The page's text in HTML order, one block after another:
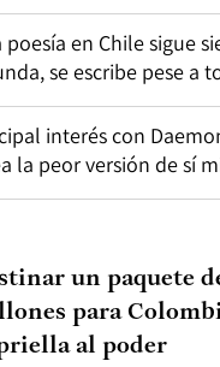
en Chile sigue
se escribe pese a
interés con
la peor versión de sí
un paquete
para
al poder